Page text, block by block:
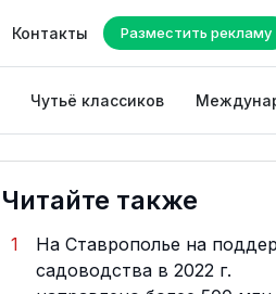
Контакты Разместить рекламу
Чутьё классиков
Читайте также
1
На Ставрополье на
садоводства в 2022 г.